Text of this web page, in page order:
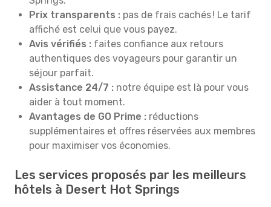
Prix transparents : pas de frais cachés ! Le tarif
affiché est celui que vous payez.
Avis vérifiés : faites confiance aux retours
authentiques des voyageurs pour garantir un
séjour parfait.
Assistance 24/7 : notre équipe est là pour vous
aider à tout moment.
Avantages de GO Prime : réductions
supplémentaires et offres réservées aux membres
pour maximiser vos économies.
Les services proposés par les meilleurs
hôtels à Desert Hot Springs